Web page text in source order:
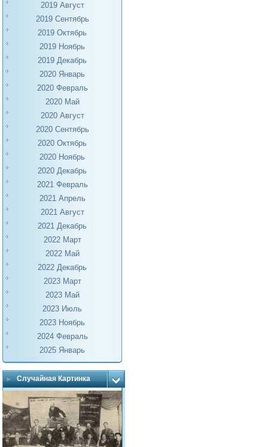
2019 Август
2019 Сентябрь
2019 Октябрь
2019 Ноябрь
2019 Декабрь
2020 Январь
2020 Февраль
2020 Май
2020 Август
2020 Сентябрь
2020 Октябрь
2020 Ноябрь
2020 Декабрь
2021 Февраль
2021 Апрель
2021 Август
2021 Декабрь
2022 Март
2022 Май
2022 Декабрь
2023 Март
2023 Май
2023 Июль
2023 Ноябрь
2024 Февраль
2025 Январь
Случайная Картинка